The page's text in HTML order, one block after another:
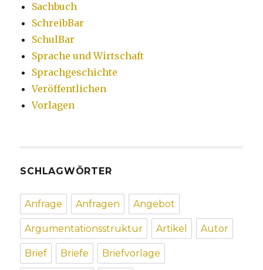
Sachbuch
SchreibBar
SchulBar
Sprache und Wirtschaft
Sprachgeschichte
Veröffentlichen
Vorlagen
SCHLAGWÖRTER
Anfrage Anfragen Angebot
Argumentationsstruktur Artikel Autor
Brief Briefe Briefvorlage